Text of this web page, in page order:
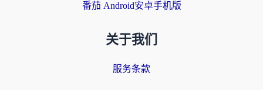
番茄 Android安卓手机版
关于我们
服务条款